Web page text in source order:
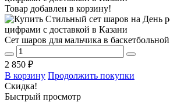
Товар добавлен в корзину!
Сет шаров для мальчика в
2 850 ₽
В корзину Продолжить покупки
Скидка!
Быстрый просмотр